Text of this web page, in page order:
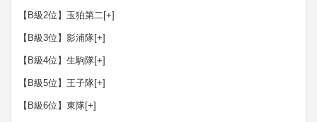
【B級2位】玉狛第二[+]
【B級3位】影浦隊[+]
【B級4位】生駒隊[+]
【B級5位】王子隊[+]
【B級6位】東隊[+]